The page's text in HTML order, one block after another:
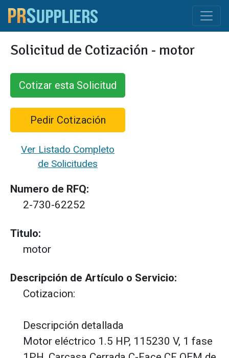
Solicitud de Cotización - motor
Cotizar esta Solicitud
Pedir Cotización
Ver Listado Completo
de Solicitudes
Numero de RFQ:
2-730-62252
Titulo:
motor
Descripción de Artículo o Servicio:
Cotizacion:
Descripción detallada
Motor eléctrico 1.5 HP, 115230 V, 1 fase